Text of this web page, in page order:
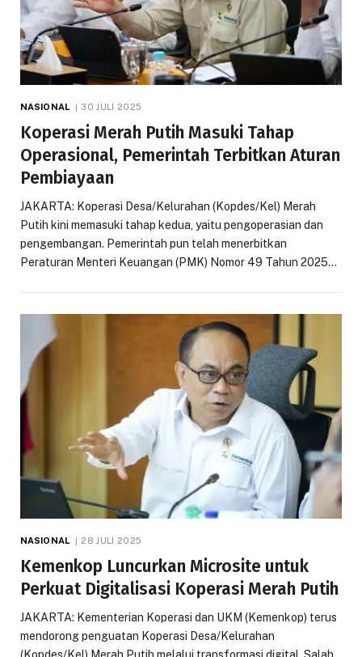
NASIONAL 30 JULI 2025
Koperasi Merah Putih Masuki Tahap
Operasional, Pemerintah Terbitkan Aturan
Pembiayaan
JAKARTA: Koperasi Desa/Kelurahan (Kopdes/Kel) Merah
Putih kini memasuki tahap kedua, yaitu pengoperasian dan
pengembangan. Pemerintah pun telah menerbitkan
Peraturan Menteri Keuangan (PMK) Nomor 49 Tahun 2025…
NASIONAL 28 JULI 2025
Kemenkop Luncurkan Microsite untuk
Perkuat Digitalisasi Koperasi Merah Putih
JAKARTA: Kementerian Koperasi dan UKM (Kemenkop) terus
mendorong penguatan Koperasi Desa/Kelurahan
(Kopdes/Kel) Merah Putih melalui transformasi digital. Salah